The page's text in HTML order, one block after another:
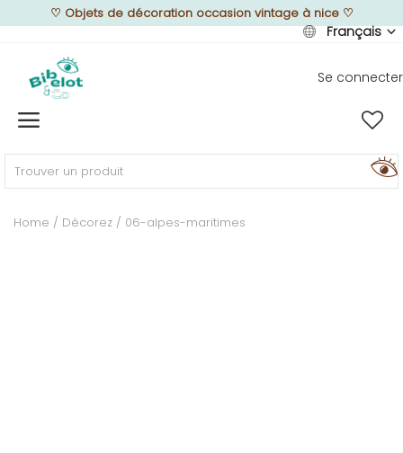
♡ Objets de décoration occasion vintage à nice♡
Français
Se connecter
Home
MEUBLEZ
Home Décorez 06-alpes-maritimes